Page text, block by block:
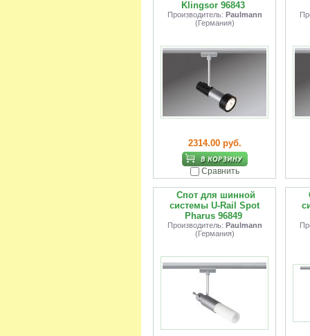
Klingsor 96843
Производитель: Paulmann
(Германия)
2314.00 руб.
Сравнить
Спот для шинной
системы U-Rail Spot
Pharus 96849
Производитель: Paulmann
(Германия)